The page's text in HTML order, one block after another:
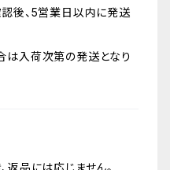
後、5営業日以内に発送
入荷次第の発送となり
返品には応じません。